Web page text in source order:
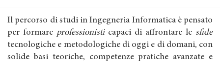
Il percorso di studi in Ingegneria Informatica è pensato
per formare professionisticapaci di affrontare le sfide
tecnologiche e metodologiche di oggi e di domani, con
solide basi teoriche, competenze pratiche avanzate e